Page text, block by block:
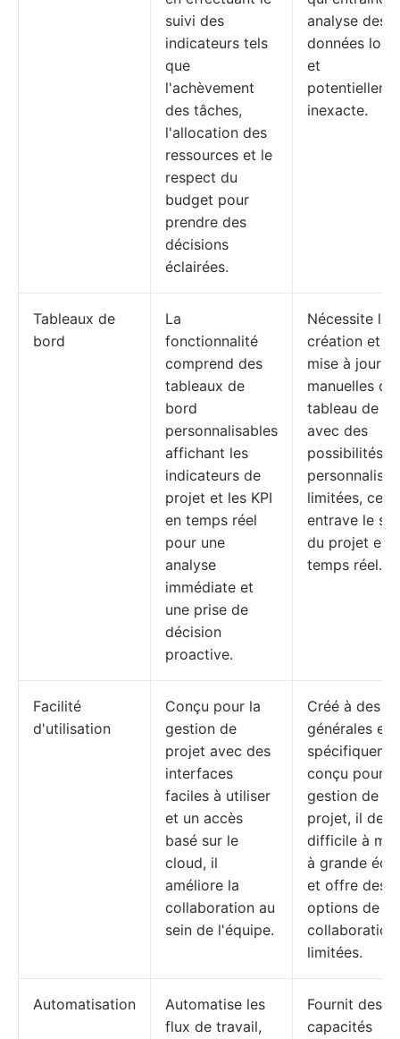
suivi des
indicateurs tels
que
l'achèvement
des tâches,
l'allocation des
ressources et le
respect du
budget pour
prendre des
décisions
éclairées.
analyse des
données
et
inexacte.
Tableaux de
bord
La
fonctionnalité
comprend des
tableaux de
bord
personnalisables
affichant les
indicateurs de
projet et les KPI
en temps réel
pour une
analyse
immédiate et
une prise de
décision
proactive.
Nécessite la
création et la
mise à jour
manuelles du
tableau de
avec des
possibilités
limitées, ce
entrave le
du projet en
temps réel.
Facilité
d'utilisation
Conçu pour la
gestion de
projet avec des
interfaces
faciles à utiliser
et un accès
basé sur le
cloud, il
améliore la
collaboration au
sein de l'équipe.
Créé à des
générales et
conçu pour la
gestion de
projet, il
difficile à
à grande
et offre des
options de
collaboration
limitées.
Automatisation
Automatise les
flux de travail,
Fournit des
capacités